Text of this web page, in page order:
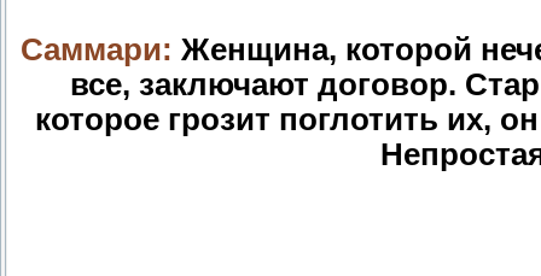
Саммари: Женщина, которой
все, заключают договор.
которое грозит поглотить их,